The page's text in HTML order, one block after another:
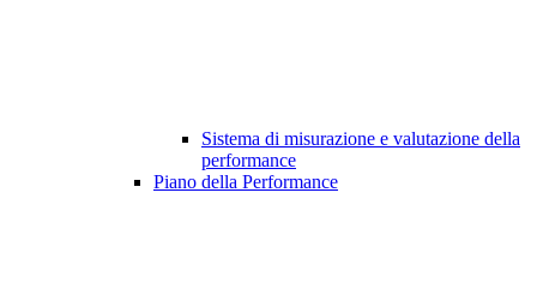
Sistema di misurazione e valutazione della
performance
Piano della Performance